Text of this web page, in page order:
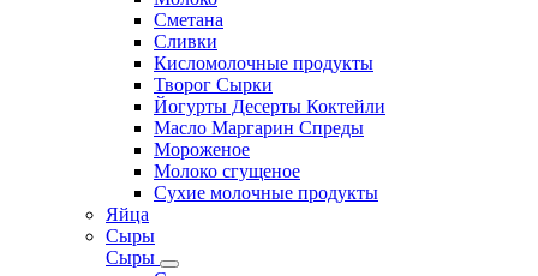
Сметана
Сливки
Кисломолочные продукты
Творог Сырки
Йогурты Десерты Коктейли
Масло Маргарин Спреды
Мороженое
Молоко сгущеное
Сухие молочные продукты
Яйца
Сыры
Сыры